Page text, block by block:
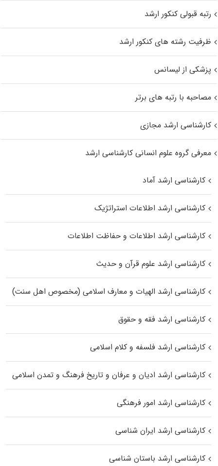
رتبه قبولی کنکور ارشد
ظرفیت رشته های کنکور ارشد
پزشکی از لیسانس
مصاحبه با رتبه های برتر
کارشناسی ارشد مجازی
معرفی گروه علوم انسانی کارشناسی ارشد
کارشناسی ارشد آماد
کارشناسی ارشد اطلاعات استراتژیک
کارشناسی ارشد اطلاعات و حفاظت اطلاعات
کارشناسی ارشد علوم قرآن و حدیث
کارشناسی ارشد الهیات و معارف اسلامی (مخصوص اهل سنت)
کارشناسی ارشد فقه و حقوق
کارشناسی ارشد فلسفه و کلام اسلامی
کارشناسی ارشد ادیان و عرفان و تاریخ فرهنگ و تمدن اسلامی
کارشناسی ارشد امور فرهنگی
کارشناسی ارشد ایران شناسی
کارشناسی ارشد باستان شناسی